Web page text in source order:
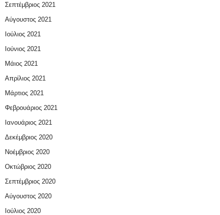
Σεπτέμβριος 2021
Αύγουστος 2021
Ιούλιος 2021
Ιούνιος 2021
Μάιος 2021
Απρίλιος 2021
Μάρτιος 2021
Φεβρουάριος 2021
Ιανουάριος 2021
Δεκέμβριος 2020
Νοέμβριος 2020
Οκτώβριος 2020
Σεπτέμβριος 2020
Αύγουστος 2020
Ιούλιος 2020